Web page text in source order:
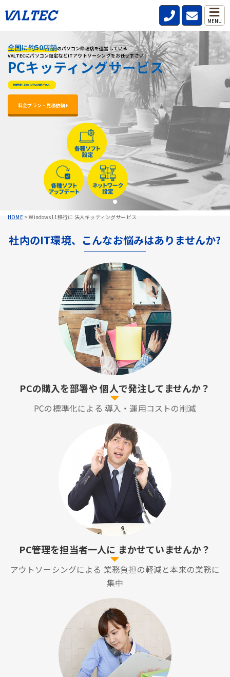
MENU
HOME>Windows11移行に 法人キッティングサービス
全国に約50店舗のパソコン修理店を運営している
VALTECにパソコン設定などITアウトソーシングをお任せ下さい！
PCキッティングサービス
料金明朗！1台からでもご相談下さい。
料金プラン・見積依頼
全国に約50店舗のパソコン修理店を運営している
VALTECにパソコン設定などITアウトソーシングをお任せ下さい！
PCキッティングサービス
料金明朗！1台からでもご相談下さい。
料金プラン・見積依頼
全国に約50店舗のパソコン修理店を運営している
VALTECにパソコン設定などITアウトソーシングをお任せ下さい！
PCキッティングサービス
料金明朗！1台からでもご相談下さい。
料金プラン・見積依頼
社内のIT環境、こんなお悩みはありませんか?
PCの購入を部署や個人で発注してませんか？
PCの標準化による 導入・運用コストの削減
PC管理を担当者一人に まかせていませんか？
アウトソーシングによる 業務負担の軽減と本来の業務に
集中